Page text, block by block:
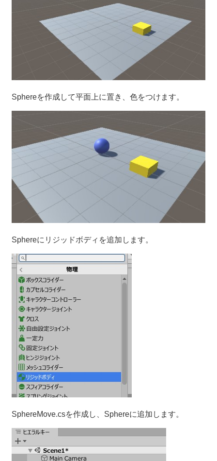
Sphereを作成して平面上に置き、色をつけます。
Sphereにリジッドボディを追加します。
SphereMove.csを作成し、Sphereに追加します。